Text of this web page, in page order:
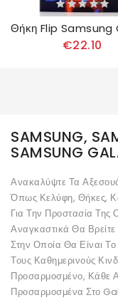
€22.10
SAMSUNG,
SAMSUNG
Ανακαλύψτε Τα
Όπως Κελύφη, Θήκες,
Για Την Προστασία Της
Αναγκαστικά Θα
Στην Οποία Θα Είναι
Τους Καθημερινούς
Προσαρμοσμένο, Κάθε
Προσαρμοσμένα Στο